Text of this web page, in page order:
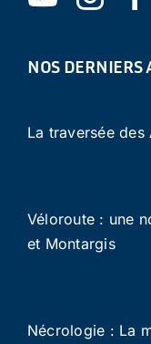
NOS DERNIERS
La traversée des
Véloroute : une
et Montargis
Nécrologie : La